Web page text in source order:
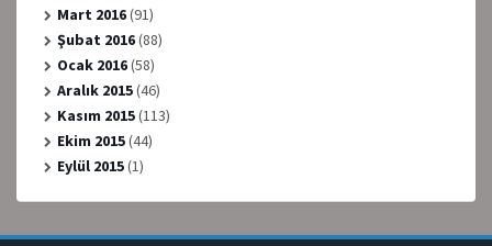
Mart 2016(91)
Şubat 2016(88)
Ocak 2016(58)
Aralık 2015(46)
Kasım 2015(113)
Ekim 2015(44)
Eylül 2015(1)